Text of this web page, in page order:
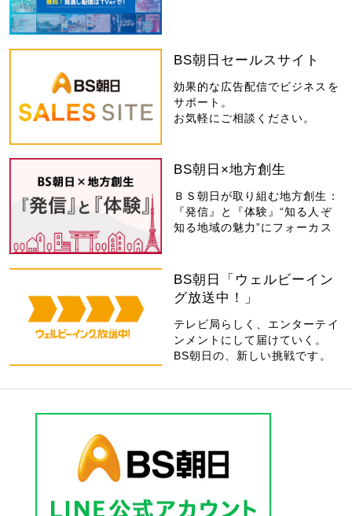
BS朝日セールスサイト
効果的な広告配信でビジネスを
サポート。
お気軽にご相談ください。
BS朝日×地方創生
ＢＳ朝日が取り組む地方創生：
『発信』と『体験』“知る人ぞ
知る地域の魅力”にフォーカス
BS朝日「ウェルビーイン
グ放送中！」
テレビ局らしく、エンターテイ
ンメントにして届けていく。
BS朝日の、新しい挑戦です。